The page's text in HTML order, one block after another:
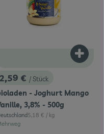
Warenkorb hinzufügen
, Preis:
2,59 € / Stück
- Joghurt Mango
3,8% - 500g
, Referenzpreis:
5,18 € / kg